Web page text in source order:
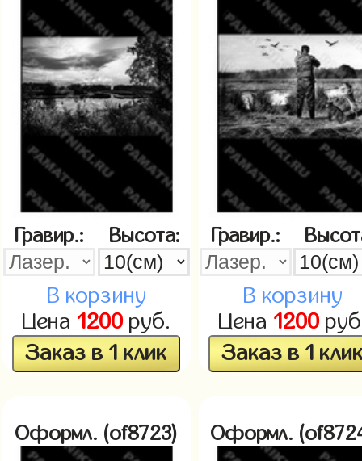
Гравир.: Высота:
В корзину
Цена 1200руб.
Заказ в 1 клик
Гравир.:
В корзину
Цена 1200
Заказ в 1
Оформл. (of8723) Оформл.